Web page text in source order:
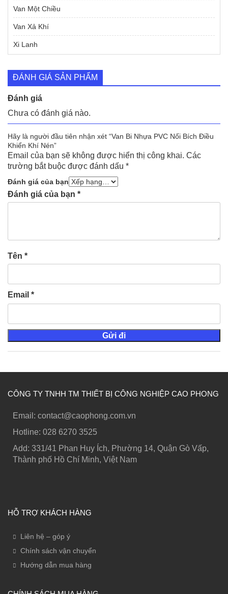
Van Một Chiều
Van Xả Khí
Xi Lanh
ĐÁNH GIÁ SẢN PHẨM
Đánh giá
Chưa có đánh giá nào.
Hãy là người đầu tiên nhận xét “Van Bi Nhựa PVC Nối Bích Điều
Khiển Khí Nén”
Email của bạn sẽ không được hiển thị công khai. Các
trường bắt buộc được đánh dấu *
Đánh giá của bạn
Đánh giá của bạn *
Tên *
Email *
CÔNG TY TNHH TM THIẾT BỊ CÔNG NGHIỆP CAO PHONG
Email: contact@caophong.com.vn
Hotline: ‭028 6270 3525
Add: 331/41 Phan Huy Ích, Phường 14, Quận Gò Vấp,
Thành phố Hồ Chí Minh, Việt Nam
HỖ TRỢ KHÁCH HÀNG
Liên hệ – góp ý
Chính sách vận chuyển
Hướng dẫn mua hàng